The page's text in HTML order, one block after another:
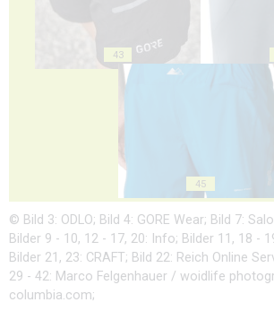
43
45
© Bild 3: ODLO; Bild 4: GORE Wear; Bild 7:
Bilder 9 - 10, 12 - 17, 20: Info; Bilder 11, 18 -
Bilder 21, 23: CRAFT; Bild 22: Reich Online
29 - 42: Marco Felgenhauer / woidlife
columbia.com;